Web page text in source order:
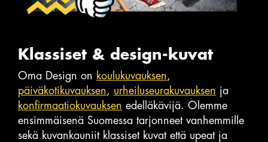
Klassiset & design-kuvat
Oma Design on koulukuvauksen,
päiväkotikuvauksen, urheiluseurakuvauksen ja
konfirmaatiokuvauksen edelläkävijä. Olemme
ensimmäisenä Suomessa tarjonneet vanhemmille
sekä kuvankauniit klassiset kuvat että upeat ja